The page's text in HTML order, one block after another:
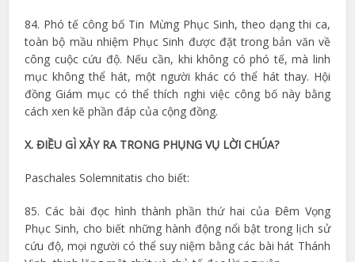
84. Phó tế công bố Tin Mừng Phục Sinh, theo dạng thi ca,
toàn bộ mầu nhiệm Phục Sinh được đặt trong bản văn về
công cuộc cứu độ. Nếu cần, khi không có phó tế, mà linh
mục không thể hát, một người khác có thể hát thay. Hội
đồng Giám mục có thể thích nghi việc công bố này bằng
cách xen kẽ phần đáp của cộng đồng.
X. ĐIỀU GÌ XẢY RA TRONG PHỤNG VỤ LỜI CHÚA?
Paschales Solemnitatis cho biết:
85. Các bài đọc hình thành phần thứ hai của Đêm Vọng
Phục Sinh, cho biết những hành động nổi bật trong lịch sử
cứu độ, mọi người có thể suy niệm bằng các bài hát Thánh